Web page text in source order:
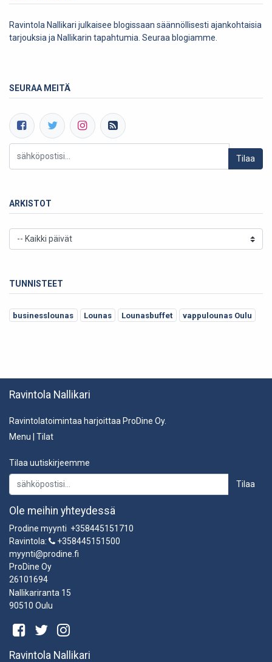
Ravintola Nallikari julkaisee blogissaan säännöllisesti ajankohtaisia
tarjouksia ja Nallikarin tapahtumia. Seuraa blogiamme.
SEURAA MEITÄ
Tilaa
ARKISTOT
TUNNISTEET
businesslounas Lounas Lounasbuffet vappulounas Oulu
Ravintola Nallikari
Ravintolatoimintaa harjoittaa ProDine Oy.
Menu
Tilat
Tilaa uutiskirjeemme
Tilaa
Ole meihin yhteydessä
Prodine myynti +358445151710
Ravintola:
+358445151500
myynti@prodine.fi
ProDine Oy
26101694
Nallikariranta 15
90510 Oulu
Ravintola Nallikari